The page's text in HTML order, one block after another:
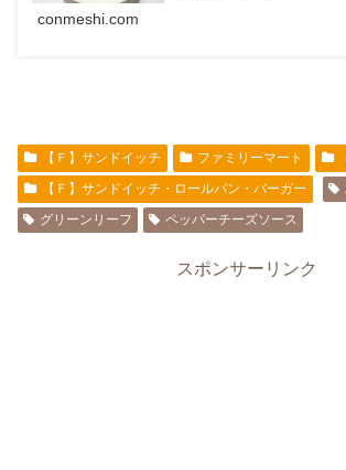
conmeshi.com
【Ｆ】サンドイッチ ファミリーマート
【Ｆ】サンドイッチ・ロールパン・バーガー
グリーンリーフ
ペッパーチーズソース
スポンサーリンク